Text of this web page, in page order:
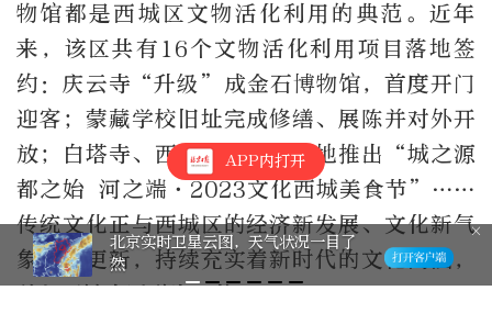
物馆都是西城区文物活化利用的典范。近年
来，该区共有16个文物活化利用项目落地签
约：庆云寺“升级”成金石博物馆，首度开门
迎客；蒙藏学校旧址完成修缮、展陈并对外开
放；白塔寺、西便门明城墙等地推出“城之源
都之始 河之端·2023文化西城美食节”……
传统文化正与西城区的经济新发展、文化新气
象同步更新，持续充实着新时代的文化内涵，
APP内打开
北京实时卫星云图，天气状况一目了
然